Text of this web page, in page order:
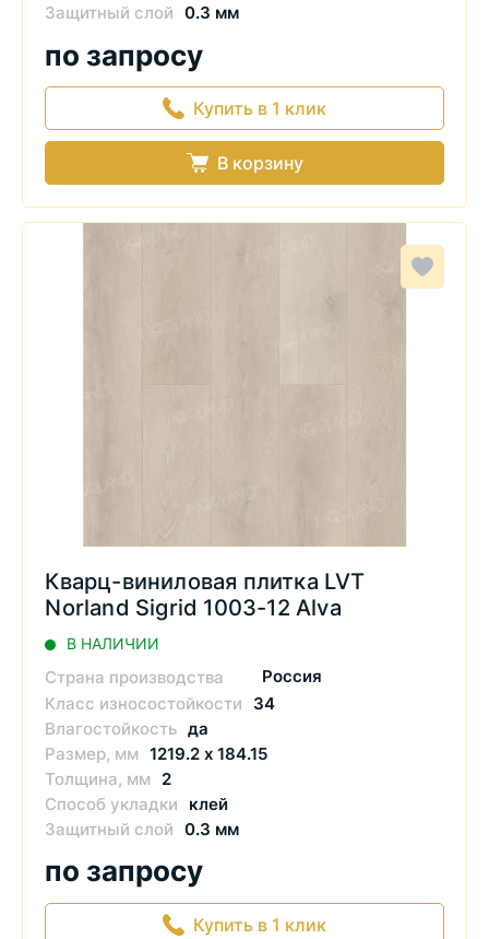
Защитный слой 0.3 мм
по запросу
Купить в 1 клик
В корзину
Кварц-виниловая плитка LVT
Norland Sigrid 1003-12 Alva
В НАЛИЧИИ
Страна производства
Россия
Класс износостойкости
34
Влагостойкость да
Размер, мм 1219.2 х 184.15
Толщина, мм
2
Способ укладки
клей
Защитный слой 0.3 мм
по запросу
Купить в 1 клик